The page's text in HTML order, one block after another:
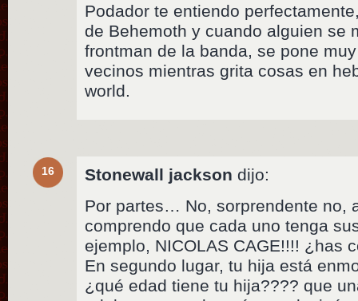
Podador te entiendo
de Behemoth y cuando alguien se
frontman de la banda, se pone
vecinos mientras grita cosas en
world.
16 Stonewall jackson dijo:
Por partes… No, sorprendente no,
comprendo que cada uno tenga
ejemplo, NICOLAS CAGE!!!! ¿has
En segundo lugar, tu hija está
¿qué edad tiene tu hija???? que